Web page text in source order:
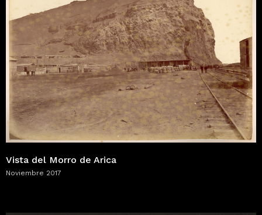
Vista del Morro de Arica
Noviembre 2017